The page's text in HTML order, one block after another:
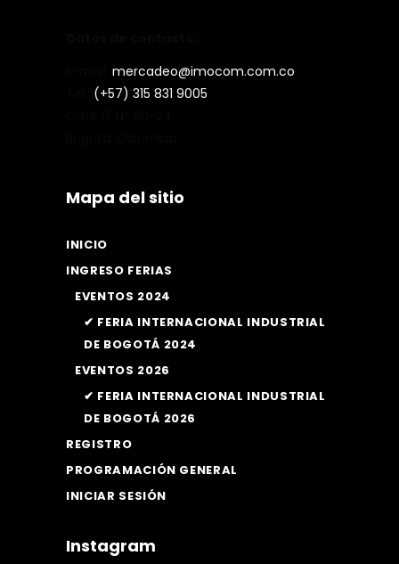
mercadeo@imocom.com.co
(+57) 315 831 9005
Mapa del sitio
INICIO
INGRESO FERIAS
EVENTOS 2024
✔ FERIA INTERNACIONAL INDUSTRIAL
DE BOGOTÁ 2024
EVENTOS 2026
✔ FERIA INTERNACIONAL INDUSTRIAL
DE BOGOTÁ 2026
REGISTRO
PROGRAMACIÓN GENERAL
INICIAR SESIÓN
Instagram